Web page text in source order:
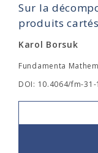
Sur la
produits
Karol Borsuk
Fundamenta
DOI: 10.4064/fm-